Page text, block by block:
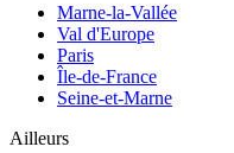
Marne-la-Vallée
Val d'Europe
Paris
Île-de-France
Seine-et-Marne
Ailleurs